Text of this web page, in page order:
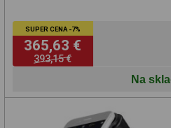
SUPER CENA -7%
365,63 €
393,15 €
Na